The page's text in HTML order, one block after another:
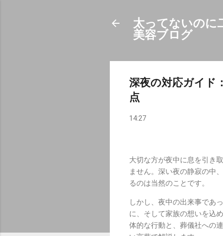
太ってないのに
美容ブログ
深夜の対応ガイド
点
14:27
大切な方が夜中に息を引き
ません。深い夜の静寂の中
るのは当然のことです。
しかし、夜中の出来事であ
に、そして家族の想いを込
体的な行動と、葬儀社への